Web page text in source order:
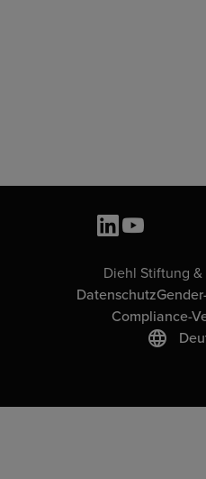
Diehl Stiftung
Datenschutz
Compliance-